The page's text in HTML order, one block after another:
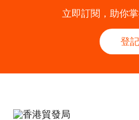
立即訂閱，助你
登記